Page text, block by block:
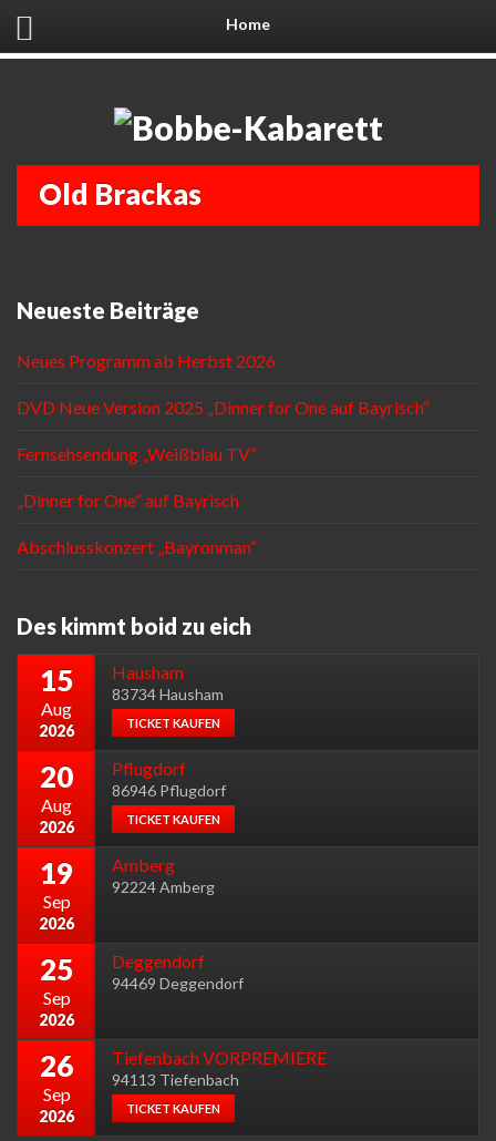
Home
Old Brackas
Neueste Beiträge
Neues Programm ab Herbst 2026
DVD Neue Version 2025 „Dinner for One auf Bayrisch“
Fernsehsendung „Weißblau TV“
„Dinner for One“ auf Bayrisch
Abschlusskonzert „Bayronman“
Des kimmt boid zu eich
15
Aug
2026
Hausham
83734 Hausham
TICKET KAUFEN
20
Aug
2026
Pflugdorf
86946 Pflugdorf
TICKET KAUFEN
19
Sep
2026
Amberg
92224 Amberg
25
Sep
2026
Deggendorf
94469 Deggendorf
26
Sep
2026
Tiefenbach VORPREMIERE
94113 Tiefenbach
TICKET KAUFEN